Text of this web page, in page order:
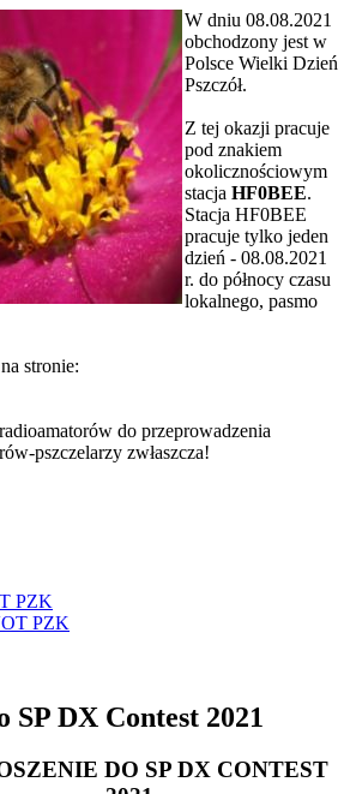
W dniu 08.08.2021
obchodzony jest w
Polsce Wielki Dzień
Pszczół.
Z tej okazji pracuje
pod znakiem
okolicznościowym
stacja HF0BEE.
Stacja HF0BEE
pracuje tylko jeden
dzień - 08.08.2021
r. do północy czasu
lokalnego, pasmo
stronie:
do przeprowadzenia
pszczelarzy zwłaszcza!
PZK
PZK
SP DX Contest 2021
DO SP DX CONTEST